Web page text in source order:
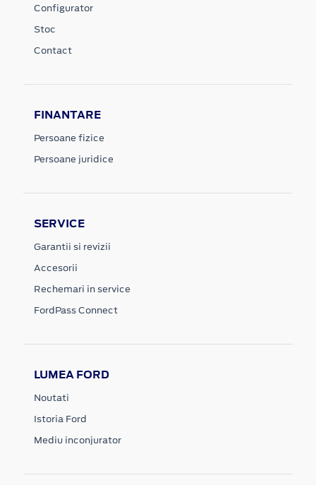
Configurator
Stoc
Contact
FINANTARE
Persoane fizice
Persoane juridice
SERVICE
Garantii si revizii
Accesorii
Rechemari in service
FordPass Connect
LUMEA FORD
Noutati
Istoria Ford
Mediu inconjurator